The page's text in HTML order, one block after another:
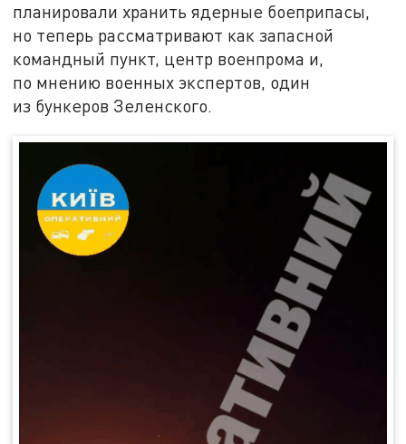
планировали хранить ядерные боеприпасы,
но теперь рассматривают как запасной
командный пункт, центр военпрома и,
по мнению военных экспертов, один
из бункеров Зеленского.